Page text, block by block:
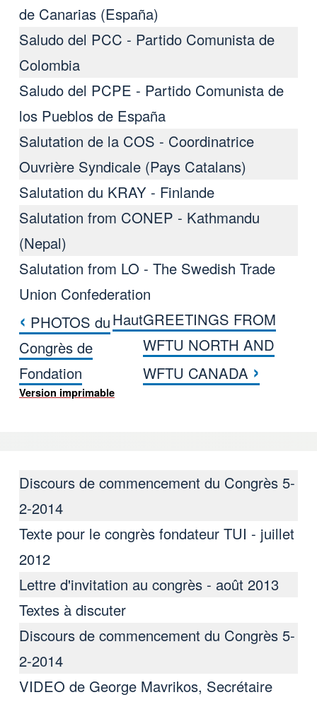
de Canarias (España)
Saludo del PCC - Partido Comunista de
Colombia
Saludo del PCPE - Partido Comunista de
los Pueblos de España
Salutation de la COS - Coordinatrice
Ouvrière Syndicale (Pays Catalans)
Salutation du KRAY - Finlande
Salutation from CONEP - Kathmandu
(Nepal)
Salutation from LO - The Swedish Trade
Union Confederation
Liens transversaux de livre pour
‹ PHOTOS du
Congrès de
Fondation
HautGREETINGS FROM
WFTU NORTH AND
WFTU CANADA ›
Version imprimable
Discours de commencement du Congrès 5-
2-2014
Texte pour le congrès fondateur TUI - juillet
2012
Lettre d'invitation au congrès - août 2013
Textes à discuter
Discours de commencement du Congrès 5-
2-2014
VIDEO de George Mavrikos, Secrétaire